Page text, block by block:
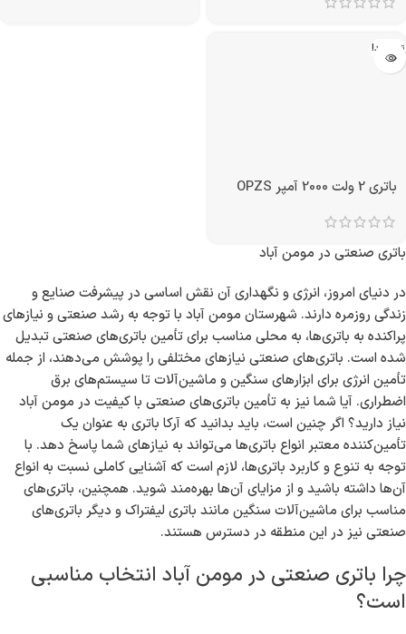
تمام شد!
باتری 2 ولت 2000 آمپر OPZS
باتری صنعتی در مومن آباد
در دنیای امروز، انرژی و نگهداری آن نقش اساسی در پیشرفت صنایع و
زندگی روزمره دارند. شهرستان مومن آباد با توجه به رشد صنعتی و نیازهای
پراکنده به باتری‌ها، به محلی مناسب برای تأمین باتری‌های صنعتی تبدیل
شده است. باتری‌های صنعتی نیازهای مختلفی را پوشش می‌دهند، از جمله
تأمین انرژی برای ابزارهای سنگین و ماشین‌آلات تا سیستم‌های برق
اضطراری. آیا شما نیز به تأمین باتری‌های صنعتی با کیفیت در مومن آباد
نیاز دارید؟ اگر چنین است، باید بدانید که آرکا باتری به عنوان یک
تأمین‌کننده معتبر انواع باتری‌ها می‌تواند به نیازهای شما پاسخ دهد. با
توجه به تنوع و کاربرد باتری‌ها، لازم است که آشنایی کاملی نسبت به انواع
آن‌ها داشته باشید و از مزایای آن‌ها بهره‌مند شوید. همچنین، باتری‌های
مناسب برای ماشین‌آلات سنگین مانند باتری لیفتراک و دیگر باتری‌های
صنعتی نیز در این منطقه در دسترس هستند.
چرا باتری صنعتی در مومن آباد انتخاب مناسبی
است؟